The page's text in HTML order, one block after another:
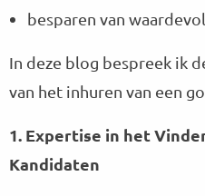
besparen van
In deze blog bespreek ik
van het inhuren van een
1. Expertise in het
Kandidaten